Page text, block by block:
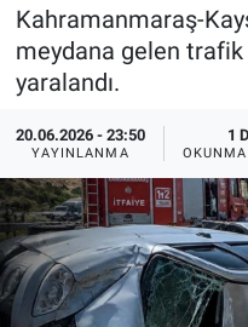
Kahramanmaraş-
meydana gelen trafik
yaralandı.
20.06.2026 - 23:50
YAYINLANMA
1
Spor
Sağlık
TEKNOLOJİ
Dünya
Tüm Manşetler
Haber Arşivi